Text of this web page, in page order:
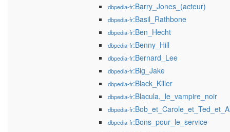
dbpedia-fr:Barry_Jones_(acteur)
dbpedia-fr:Basil_Rathbone
dbpedia-fr:Ben_Hecht
dbpedia-fr:Benny_Hill
dbpedia-fr:Bernard_Lee
dbpedia-fr:Big_Jake
dbpedia-fr:Black_Killer
dbpedia-fr:Blacula,_le_vampire_noir
dbpedia-fr
dbpedia-fr:Bons_pour_le_service